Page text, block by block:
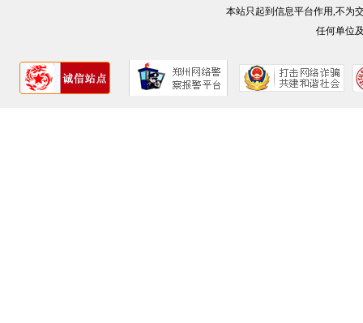
本站只起到信息平台作用,不为
任何单位